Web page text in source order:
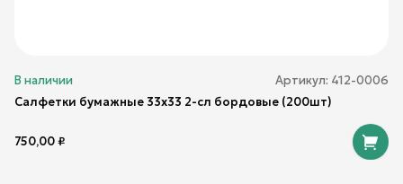
В наличии Артикул: 412-0006
Салфетки бумажные 33х33 2-сл бордовые (200шт)
750,00₽